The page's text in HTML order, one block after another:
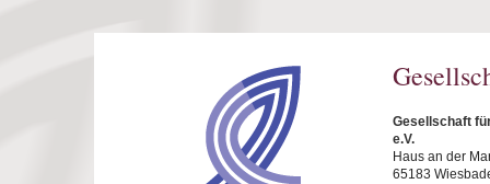
Gesellschaft
e.V.
Haus an der
65183